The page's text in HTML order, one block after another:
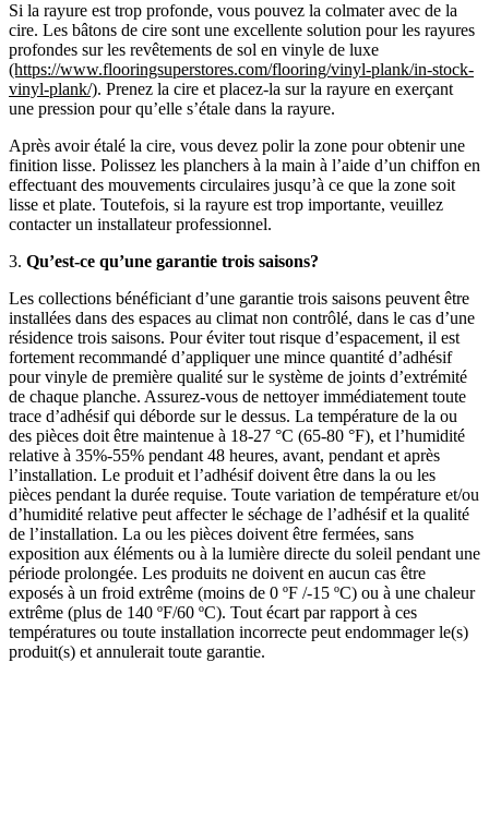
Si la rayure est trop profonde, vous pouvez la colmater avec de la
cire. Les bâtons de cire sont une excellente solution pour les rayures
profondes sur les revêtements de sol en vinyle de luxe
(https://www.flooringsuperstores.com/flooring/vinyl-plank/in-stock-
vinyl-plank/). Prenez la cire et placez-la sur la rayure en exerçant
une pression pour qu’elle s’étale dans la rayure.
Après avoir étalé la cire, vous devez polir la zone pour obtenir une
finition lisse. Polissez les planchers à la main à l’aide d’un chiffon en
effectuant des mouvements circulaires jusqu’à ce que la zone soit
lisse et plate. Toutefois, si la rayure est trop importante, veuillez
contacter un installateur professionnel.
3. Qu’est-ce qu’une garantie trois saisons?
Les collections bénéficiant d’une garantie trois saisons peuvent être
installées dans des espaces au climat non contrôlé, dans le cas d’une
résidence trois saisons. Pour éviter tout risque d’espacement, il est
fortement recommandé d’appliquer une mince quantité d’adhésif
pour vinyle de première qualité sur le système de joints d’extrémité
de chaque planche. Assurez-vous de nettoyer immédiatement toute
trace d’adhésif qui déborde sur le dessus. La température de la ou
des pièces doit être maintenue à 18-27 °C (65-80 °F), et l’humidité
relative à 35%-55% pendant 48 heures, avant, pendant et après
l’installation. Le produit et l’adhésif doivent être dans la ou les
pièces pendant la durée requise. Toute variation de température et/ou
d’humidité relative peut affecter le séchage de l’adhésif et la qualité
de l’installation. La ou les pièces doivent être fermées, sans
exposition aux éléments ou à la lumière directe du soleil pendant une
période prolongée. Les produits ne doivent en aucun cas être
exposés à un froid extrême (moins de 0 ºF /-15 ºC) ou à une chaleur
extrême (plus de 140 ºF/60 ºC). Tout écart par rapport à ces
températures ou toute installation incorrecte peut endommager le(s)
produit(s) et annulerait toute garantie.